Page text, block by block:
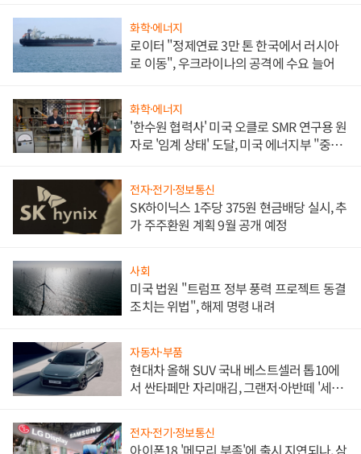
화학·에너지
로이터 "정제연료 3만 톤 한국에서 러시아
로 이동", 우크라이나의 공격에 수요 늘어
화학·에너지
'한수원 협력사' 미국 오클로 SMR 연구용 원
자로 '임계 상태' 도달, 미국 에너지부 "중요
전자·전기·정보통신
SK하이닉스 1주당 375원 현금배당 실시, 추
가 주주환원 계획 9월 공개 예정
사회
미국 법원 "트럼프 정부 풍력 프로젝트 동결
조치는 위법", 해제 명령 내려
자동차·부품
현대차 올해 SUV 국내 베스트셀러 톱10에
서 싼타페만 자리매김, 그랜저·아반떼 '세단
전자·전기·정보통신
아이폰18 '메모리 부족'에 출시 지연되나, 삼